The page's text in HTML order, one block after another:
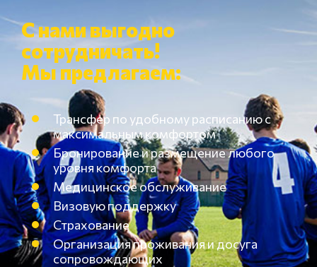
С нами выгодно
сотрудничать!
Мы предлагаем:
Трансфер по удобному расписанию с
максимальным комфортом
Бронирование и размещение любого
уровня комфорта
Медицинское обслуживание
Визовую поддержку
Страхование
Организация проживания и досуга
сопровождающих